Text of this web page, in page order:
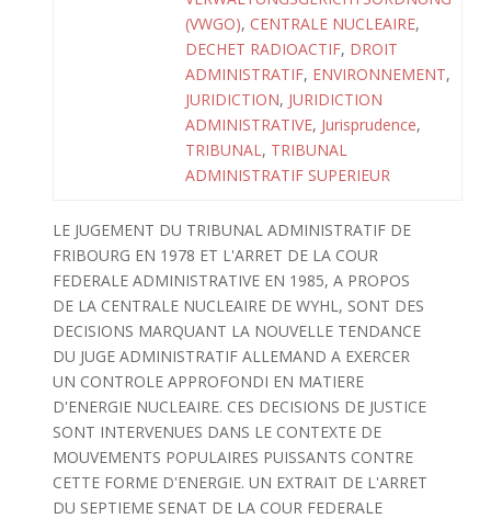
(VWGO), CENTRALE NUCLEAIRE,
DECHET RADIOACTIF, DROIT
ADMINISTRATIF, ENVIRONNEMENT,
JURIDICTION, JURIDICTION
ADMINISTRATIVE, Jurisprudence,
TRIBUNAL, TRIBUNAL
ADMINISTRATIF SUPERIEUR
LE JUGEMENT DU TRIBUNAL ADMINISTRATIF DE
FRIBOURG EN 1978 ET L'ARRET DE LA COUR
FEDERALE ADMINISTRATIVE EN 1985, A PROPOS
DE LA CENTRALE NUCLEAIRE DE WYHL, SONT DES
DECISIONS MARQUANT LA NOUVELLE TENDANCE
DU JUGE ADMINISTRATIF ALLEMAND A EXERCER
UN CONTROLE APPROFONDI EN MATIERE
D'ENERGIE NUCLEAIRE. CES DECISIONS DE JUSTICE
SONT INTERVENUES DANS LE CONTEXTE DE
MOUVEMENTS POPULAIRES PUISSANTS CONTRE
CETTE FORME D'ENERGIE. UN EXTRAIT DE L'ARRET
DU SEPTIEME SENAT DE LA COUR FEDERALE